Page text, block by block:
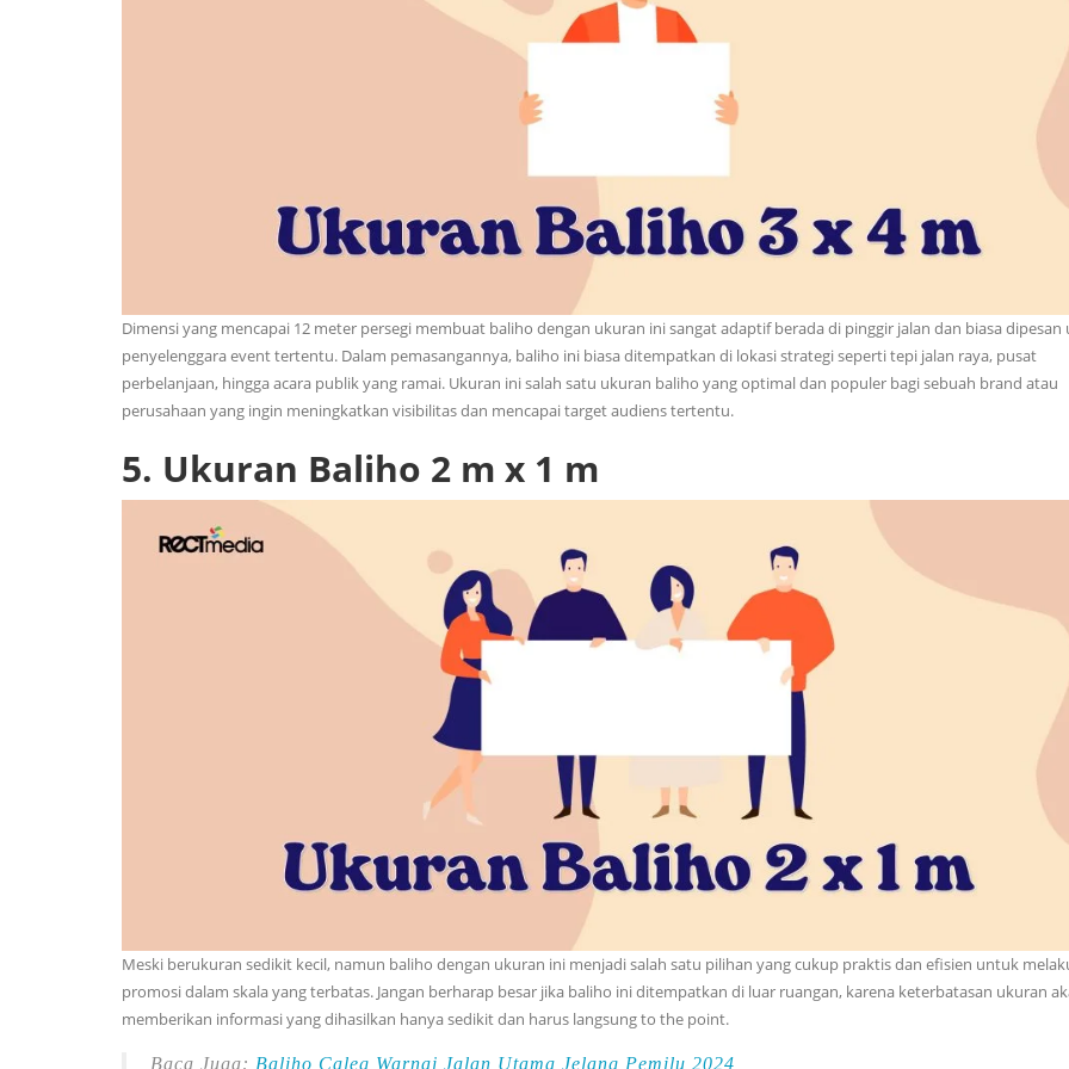
Dimensi yang mencapai 12 meter persegi membuat baliho dengan ukuran ini sangat adaptif berada di pinggir jalan dan biasa
penyelenggara event tertentu. Dalam pemasangannya, baliho ini biasa ditempatkan di lokasi strategi seperti tepi jalan raya, pusat
perbelanjaan, hingga acara publik yang ramai. Ukuran ini salah satu ukuran baliho yang optimal dan populer bagi sebuah brand atau
perusahaan yang ingin meningkatkan visibilitas dan mencapai target audiens tertentu.
5. Ukuran Baliho 2 m x 1 m
Meski berukuran sedikit kecil, namun baliho dengan ukuran ini menjadi salah satu pilihan yang cukup praktis dan efisien untuk
promosi dalam skala yang terbatas. Jangan berharap besar jika baliho ini ditempatkan di luar ruangan, karena keterbatasan ukuran
memberikan informasi yang dihasilkan hanya sedikit dan harus langsung to the point.
Baca Juga: Baliho Caleg Warnai Jalan Utama Jelang Pemilu 2024